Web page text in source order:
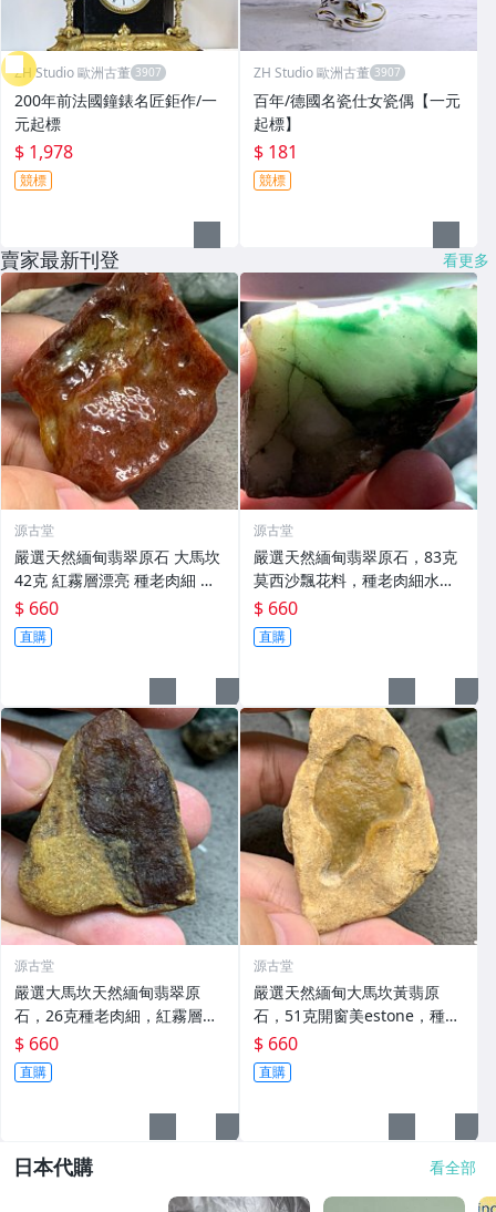
ZH Studio 歐洲古董
200年前法國鐘錶名匠鉅作/一
元起標
$ 1,978
競標
ZH Studio 歐洲古董
百年/德國名瓷仕女瓷偶【一元
起標】
$ 181
競標
賣家最新刊登 看更多
源古堂
嚴選天然緬甸翡翠原石 大馬坎
42克 紅霧層漂亮 種老肉細 裂
痕少 油性佳 廚房用具收藏家必
備 古董 緬玉 翡翠
$ 660
直購
源古堂
嚴選天然緬甸翡翠原石，83克
莫西沙飄花料，種老肉細水頭
佳，棉感迷人。 翡翠原石 綠色
玉雕 翡翠玉石
$ 660
直購
源古堂
嚴選大馬坎天然緬甸翡翠原
石，26克種老肉細，紅霧層迷
人 起冰水頭佳 裂痕清晰 經典
藏品 大馬坎 天然翡翠 原石
$ 660
直購
源古堂
嚴選天然緬甸大馬坎黃翡原
石，51克開窗美estone，種老
肉細水頭佳 黃翡 翡翠 大馬坎
$ 660
直購
日本代購 看全部